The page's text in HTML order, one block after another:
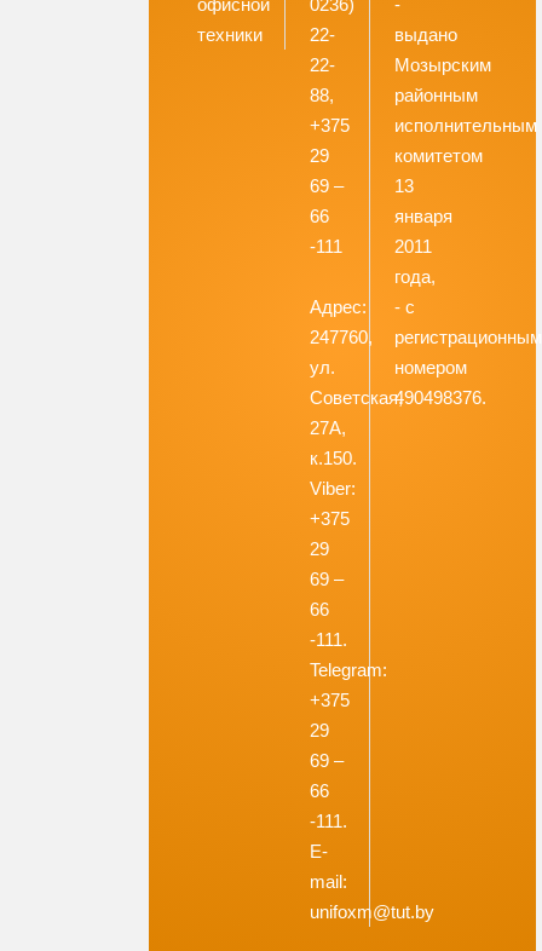
техники
22-
22-
88,
+375
29
69 –
66
-111
Адрес:
247760,
ул.
Советская,
27А,
к.150.
Viber:
+375
29
69 –
66
-111.
Telegram:
+375
29
69 –
66
-111.
E-
mail:
unifoxm@tut.by
выдано
Мозырским
районным
исполнительным
комитетом
13
января
2011
года,
- с
регистрационным
номером
490498376.